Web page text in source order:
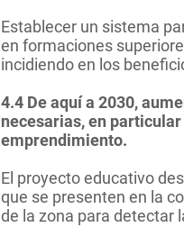
Establecer un sistema
en formaciones
incidiendo en los
4.4 De aquí a 2030,
necesarias, en
emprendimiento.
El proyecto educativo
que se presenten en la
de la zona para detectar